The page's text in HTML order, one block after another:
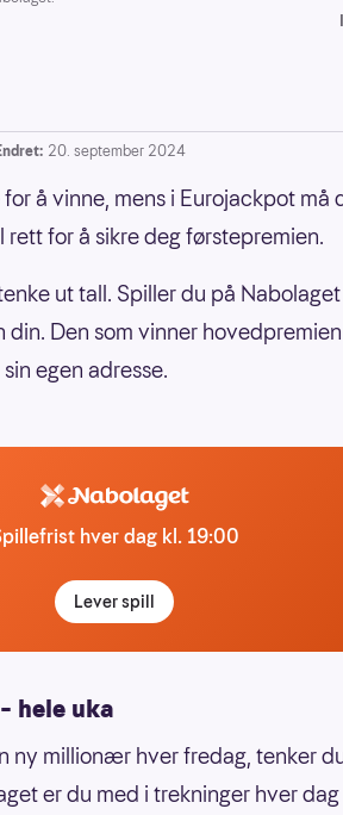
20. september 2024
å vinne, mens i Eurojackpot må
for å sikre deg førstepremien.
ut tall. Spiller du på
din. Den som vinner
egen adresse.
hver dag kl. 19:00
Lever spill
hele uka
ny millionær hver fredag, tenker
er du med i trekninger hver